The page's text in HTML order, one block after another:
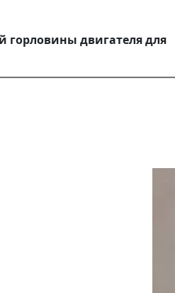
двигателя для